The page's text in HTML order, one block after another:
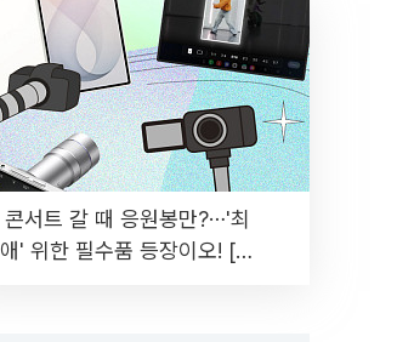
콘서트 갈 때 응원봉만?⋯'최
애' 위한 필수품 등장이오! [솔